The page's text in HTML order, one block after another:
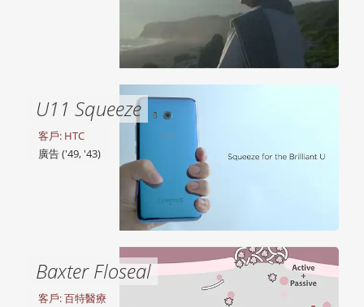
U11 Squeeze
客戶: HTC
廣告 ('49, '43)
Baxter Floseal
客戶: 百特醫療